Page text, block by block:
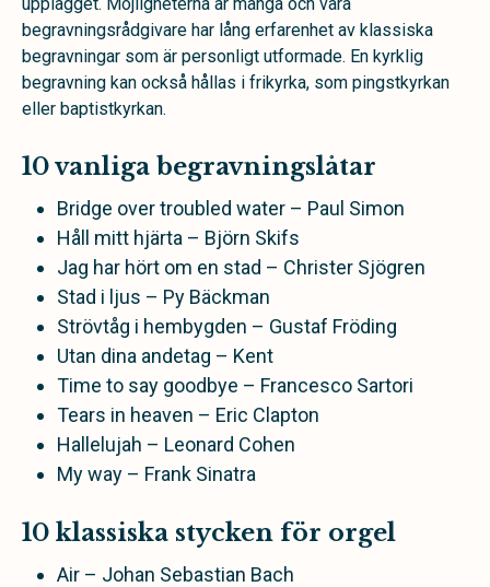
begravningsrådgivare har lång erfarenhet av klassiska
begravningar som är personligt utformade. En kyrklig
begravning kan också hållas i frikyrka, som pingstkyrkan
eller baptistkyrkan.
10 vanliga begravningslåtar
Bridge over troubled water – Paul Simon
Håll mitt hjärta – Björn Skifs
Jag har hört om en stad – Christer Sjögren
Stad i ljus – Py Bäckman
Strövtåg i hembygden – Gustaf Fröding
Utan dina andetag – Kent
Time to say goodbye – Francesco Sartori
Tears in heaven – Eric Clapton
Hallelujah – Leonard Cohen
My way – Frank Sinatra
10 klassiska stycken för orgel
Air – Johan Sebastian Bach